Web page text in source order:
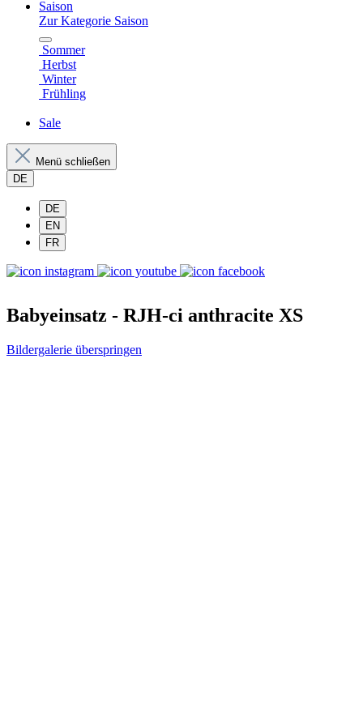
Saison
Zur Kategorie Saison
Sommer
Herbst
Winter
Frühling
Sale
Menü schließen
DE
DE
EN
FR
Babyeinsatz - RJH-ci anthracite XS
Bildergalerie überspringen